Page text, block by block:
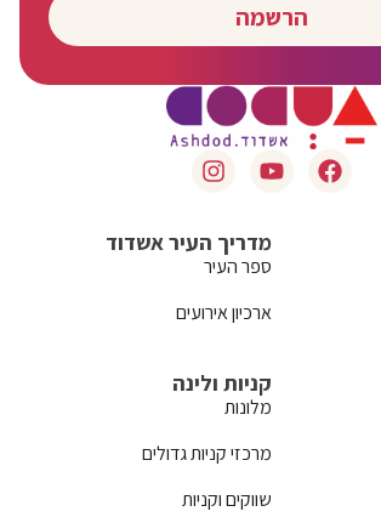
הרשמה
מדריך העיר אשדוד
ספר העיר
ארכיון אירועים
קניות ולינה
מלונות
מרכזי קניות גדולים
שווקים וקניות